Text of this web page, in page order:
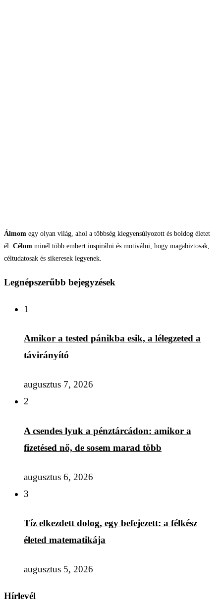
Álmom egy olyan világ, ahol a többség kiegyensúlyozott és boldog életet
él. Célom minél több embert inspirálni és motiválni, hogy magabiztosak,
céltudatosak és sikeresek legyenek.
Legnépszerűbb bejegyzések
1
Amikor a tested pánikba esik, a lélegzeted a
távirányító
augusztus 7, 2026
2
A csendes lyuk a pénztárcádon: amikor a
fizetésed nő, de sosem marad több
augusztus 6, 2026
3
Tíz elkezdett dolog, egy befejezett: a félkész
életed matematikája
augusztus 5, 2026
Hírlevél